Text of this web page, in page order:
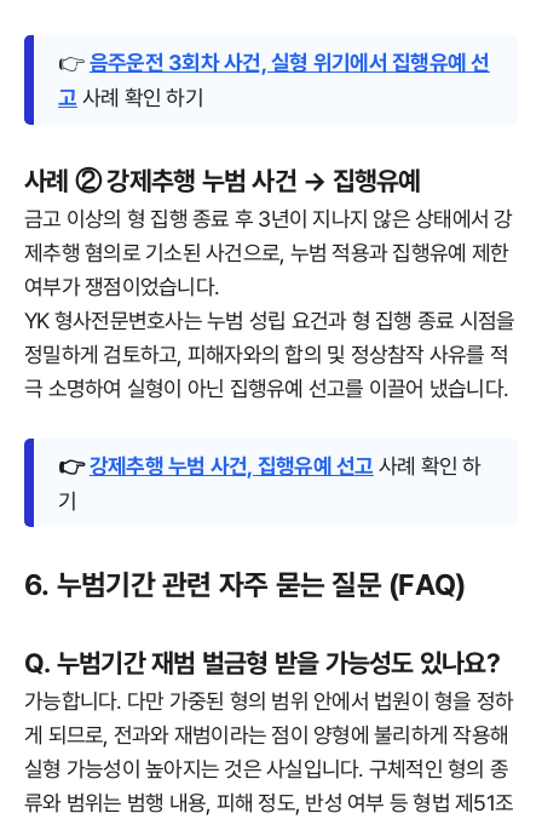
👉음주운전 3회차 사건, 실형 위기에서 집행유예 선
고 사례 확인 하기
사례 ② 강제추행 누범 사건 → 집행유예
금고 이상의 형 집행 종료 후 3년이 지나지 않은 상태에서 강
제추행 혐의로 기소된 사건으로, 누범 적용과 집행유예 제한
여부가 쟁점이었습니다.
YK 형사전문변호사는 누범 성립 요건과 형 집행 종료 시점을
정밀하게 검토하고, 피해자와의 합의 및 정상참작 사유를 적
극 소명하여 실형이 아닌 집행유예 선고를 이끌어 냈습니다.
👉강제추행 누범 사건, 집행유예 선고 사례 확인 하
기
6. 누범기간 관련 자주 묻는 질문 (FAQ)
Q. 누범기간 재범 벌금형 받을 가능성도 있나요?
가능합니다. 다만 가중된 형의 범위 안에서 법원이 형을 정하
게 되므로, 전과와 재범이라는 점이 양형에 불리하게 작용해
실형 가능성이 높아지는 것은 사실입니다. 구체적인 형의 종
류와 범위는 범행 내용, 피해 정도, 반성 여부 등 형법 제51조